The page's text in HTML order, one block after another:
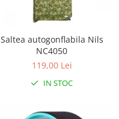
Saltea autogonflabila Nils
NC4050
119,00 Lei
IN STOC